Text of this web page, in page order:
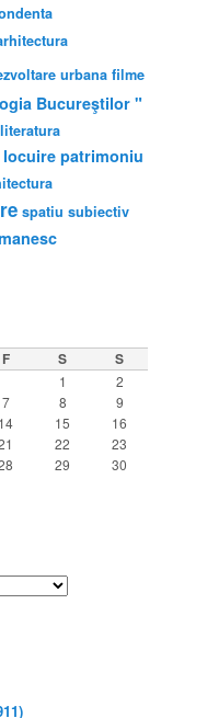
urbana filme
Bucureştilor "
literatura
locuire patrimoniu
spatiu subiectiv
F S S
1
2
7 8
9
14 15
16
22
23
29
30